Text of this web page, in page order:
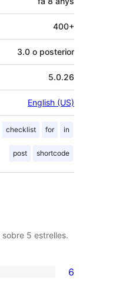
400+
3.0 o posterior
5.0.26
English (US)
checklist for in
post shortcode
sobre 5 estrelles.
6